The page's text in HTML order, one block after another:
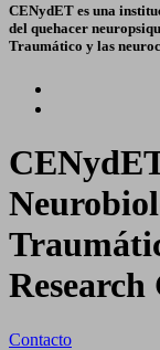
CENydET es una
del quehacer
Traumático y las
Contacto